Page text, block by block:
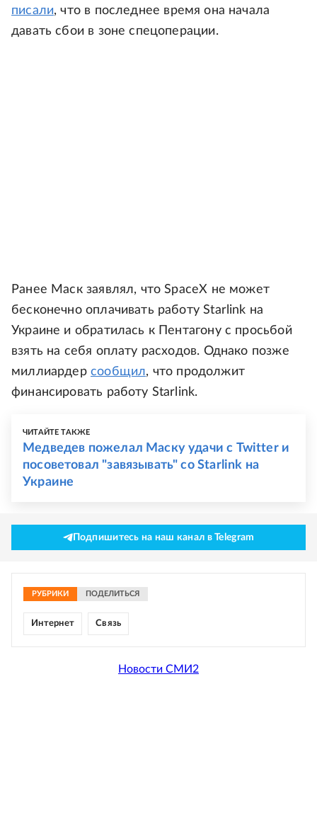
писали, что в последнее время она начала
давать сбои в зоне спецоперации.
Ранее Маск заявлял, что SpaceX не может
бесконечно оплачивать работу Starlink на
Украине и обратилась к Пентагону с просьбой
взять на себя оплату расходов. Однако позже
миллиардер сообщил, что продолжит
финансировать работу Starlink.
ЧИТАЙТЕ ТАКЖЕ
Медведев пожелал Маску удачи с Twitter и
посоветовал "завязывать" со Starlink на
Украине
Подпишитесь на наш канал в Telegram
РУБРИКИ ПОДЕЛИТЬСЯ
Интернет Связь
Новости СМИ2